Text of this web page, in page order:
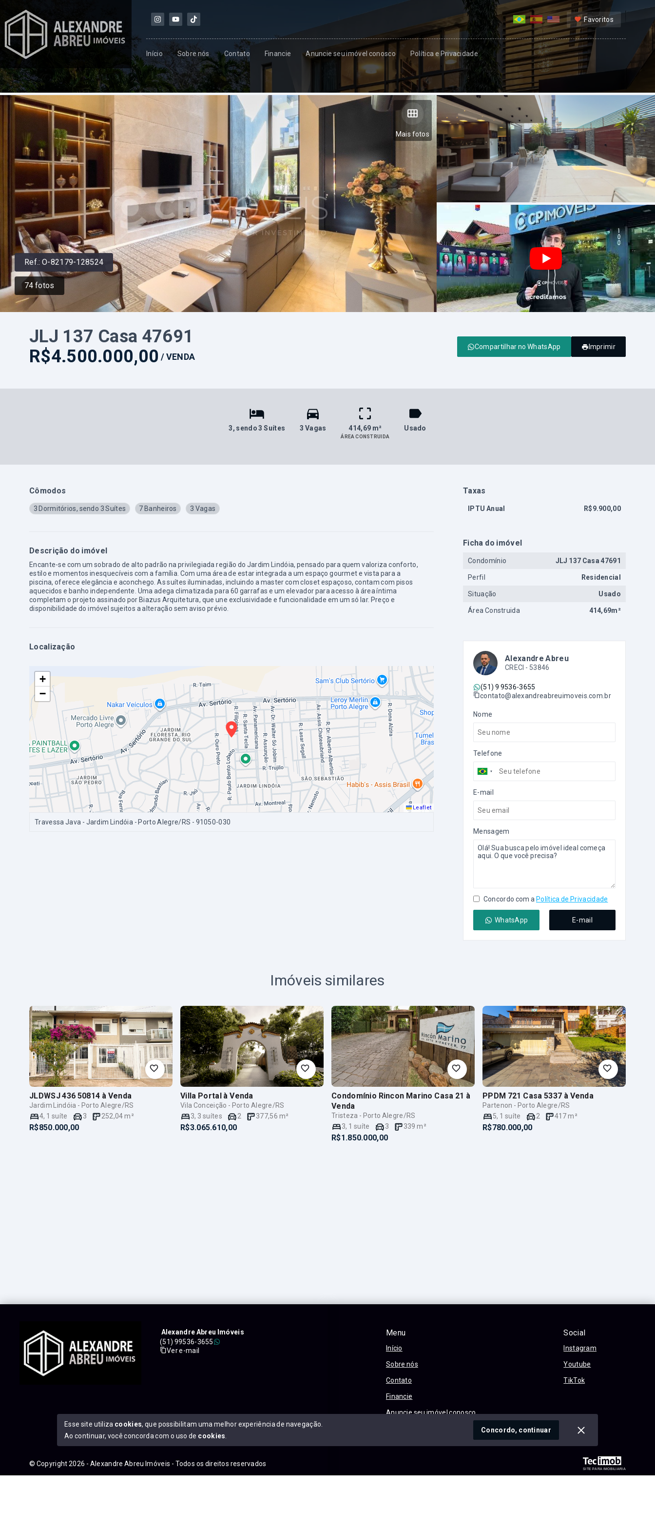
Favoritos
Início Sobre nós Contato Financie Anuncie seu imóvel conosco Política e Privacidade
Ref.:O-82179-128524
74 fotos
Mais fotos
JLJ 137 Casa 47691
R$4.500.000,00 /VENDA
Compartilhar no WhatsApp Imprimir
3, sendo 3 Suítes 3 Vagas 414,69 m²
ÁREA CONSTRUIDA
Usado
Cômodos
3 Dormitórios, sendo 3 Suítes 7 Banheiros 3 Vagas
Descrição do imóvel
Encante-se com um sobrado de alto padrão na privilegiada região do Jardim Lindóia, pensado para quem valoriza conforto,
estilo e momentos inesquecíveis com a família. Com uma área de estar integrada a um espaço gourmet e vista para a
piscina, oferece elegância e aconchego. As suítes iluminadas, incluindo a master com closet espaçoso, contam com pisos
aquecidos e banho independente. Uma adega climatizada para 60 garrafas e um elevador para acesso à área íntima
completam o projeto assinado por Biazus Arquitetura, que une exclusividade e funcionalidade em um só lar. Preço e
disponibilidade do imóvel sujeitos a alteração sem aviso prévio.
Localização
+
−
Leaflet
Travessa Java - Jardim Lindóia - Porto Alegre/RS - 91050-030
Taxas
IPTU Anual R$9.900,00
Ficha do imóvel
Condomínio JLJ 137 Casa 47691
Perfil Residencial
Situação Usado
Área Construida 414,69m²
Alexandre Abreu
CRECI - 53846
(51) 9 9536-3655
contato@alexandreabreuimoveis.com.br
Nome
Telefone
E-mail
Mensagem
Concordo com a Política de Privacidade
WhatsApp E-mail
Imóveis similares
JLDWSJ 436 50814 à Venda
Jardim Lindóia - Porto Alegre/RS
4, 1 suíte 3 252,04 m²
R$850.000,00
Villa Portal à Venda
Vila Conceição - Porto Alegre/RS
3, 3 suítes 2 377,56 m²
R$3.065.610,00
Condomínio Rincon Marino Casa 21 à
Venda
Tristeza - Porto Alegre/RS
3, 1 suíte 3 339 m²
R$1.850.000,00
PPDM 721 Casa 5337 à Venda
Partenon - Porto Alegre/RS
5, 1 suíte 2 417 m²
R$780.000,00
Menu
Início
Sobre nós
Contato
Financie
Anuncie seu imóvel conosco
Social
Instagram
Youtube
TikTok
SITE PARA IMOBILIARIA
Alexandre Abreu Imóveis
(51) 99536-3655
Ver e-mail
© Copyright 2026 - Alexandre Abreu Imóveis - Todos os direitos reservados
Esse site utiliza cookies, que possibilitam uma melhor experiência de navegação.
Ao continuar, você concorda com o uso de cookies
Concordo, continuar